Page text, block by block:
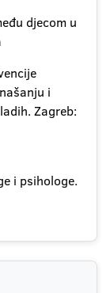
djecom u
i
Zagreb:
i psihologe.